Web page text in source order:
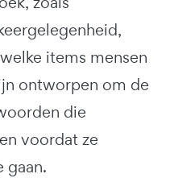
items mensen
ontworpen om de
die
voordat ze
gaan.